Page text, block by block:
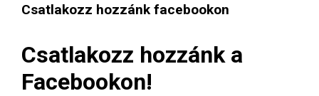
Csatlakozz hozzánk facebookon
Csatlakozz hozzánk a
Facebookon!